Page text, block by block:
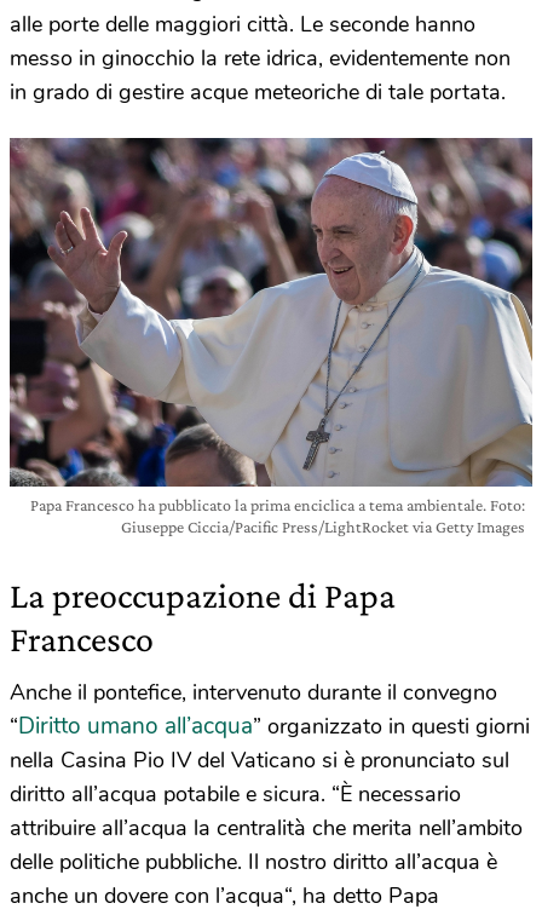
alle porte delle maggiori città. Le seconde hanno
messo in ginocchio la rete idrica, evidentemente non
in grado di gestire acque meteoriche di tale portata.
Papa Francesco ha pubblicato la prima enciclica a tema ambientale. Foto:
Giuseppe Ciccia/Pacific Press/LightRocket via Getty Images
La preoccupazione di Papa
Francesco
Anche il pontefice, intervenuto durante il convegno
“Diritto umano all’acqua” organizzato in questi giorni
nella Casina Pio IV del Vaticano si è pronunciato sul
diritto all’acqua potabile e sicura. “È necessario
attribuire all’acqua la centralità che merita nell’ambito
delle politiche pubbliche. Il nostro diritto all’acqua è
anche un dovere con l’acqua“, ha detto Papa